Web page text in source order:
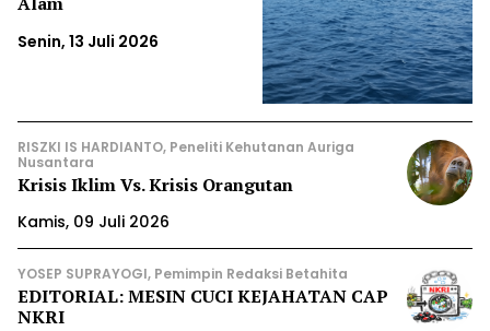
Senin, 13 Juli 2026
RISZKI IS HARDIANTO, Peneliti Kehutanan Auriga
Nusantara
Krisis Iklim Vs. Krisis Orangutan
Kamis, 09 Juli 2026
YOSEP SUPRAYOGI, Pemimpin Redaksi Betahita
EDITORIAL: MESIN CUCI KEJAHATAN CAP
NKRI